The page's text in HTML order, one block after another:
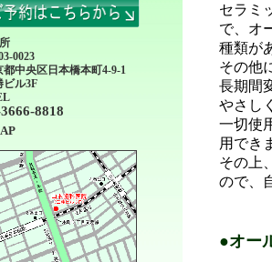
0023
都中央区日本橋本町4-9-1
ビル3F
8818
セラミ
で、オ
種類が
その他
長期間
やさし
一切使
用でき
その上
ので、
●オー